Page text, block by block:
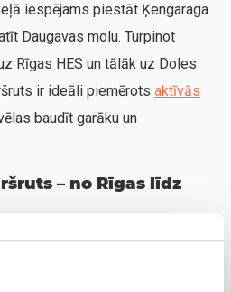
iespējams piestāt Ķengaraga
Daugavas molu. Turpinot
Rīgas HES un tālāk uz Doles
ir ideāli piemērots aktīvās
baudīt garāku un
– no Rīgas līdz
aptuveni 20–25 km garš un
mežiem un piepilsētai līdz